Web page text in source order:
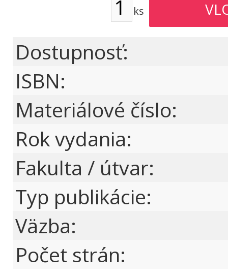
ks
Dostupnosť:
ISBN:
Materiálové číslo:
Rok vydania:
Fakulta / útvar:
Typ publikácie:
Väzba:
Počet strán: